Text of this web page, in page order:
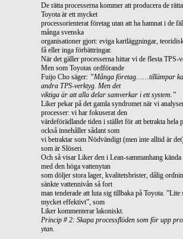
De rätta processerna kommer att producera de
Toyota är ett mycket
processorienterat företag utan att ha hamnat i de
många svenska
organisationer gjort: eviga kartläggningar,
få eller inga förbättringar.
När det gäller processerna hittar vi de flesta TPS-
Men som Toyotas ordförande
Fuijo Cho säger: ”Många företag……tillämpar
andra TPS-verktyg. Men det
viktiga är att alla delar samverkar i ett system.”
Liker pekar på det gamla syndromet när vi
processer: vi har fokuserat den
värdeförädlande tiden i stället för att betrakta hela
också innehåller sådant som
vi betraktar som Nödvändigt (men inte alltid är
som är Slöseri.
Och så visar Liker den i Lean-sammanhang
med den höga vattenytan
som döljer stora lager, kvalitetsbrister, dålig
sänkte vattennivån så fort
man tenderade att luta sig tillbaka på Toyota. ”Lite
mycket effektivt”, som
Liker kommenterar lakoniskt.
Princip # 2: Skapa processflöden som för upp
ytan.